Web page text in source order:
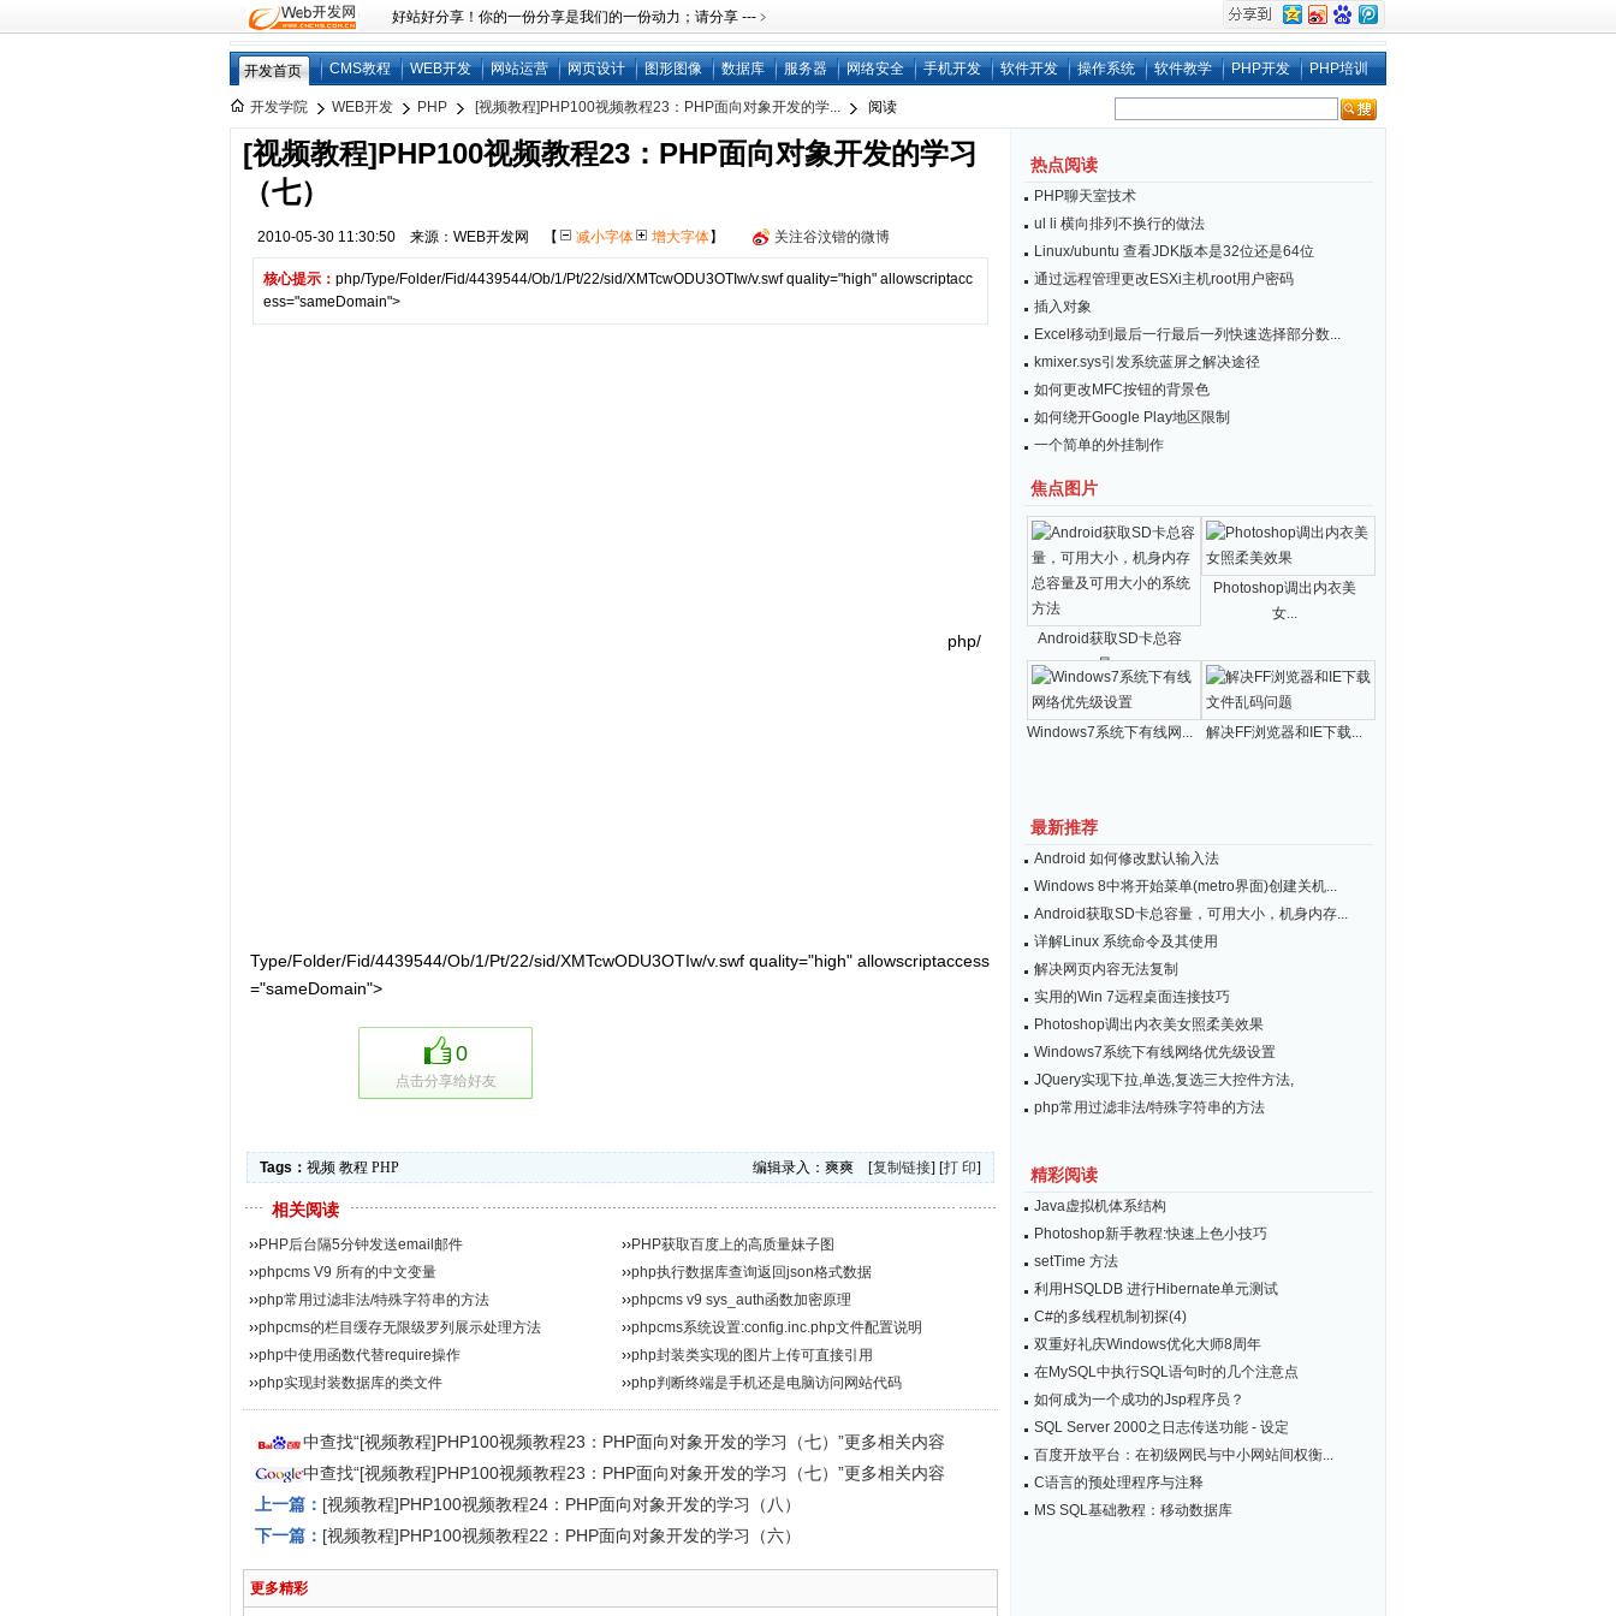
好站好分享！你的一份分享是我们的一份动力；请分享 ---﹥
开发首页 CMS教程 WEB开发 网站运营 网页设计 图形图像 数据库 服务器 网络安全 手机开发 软件开发 操作系统 软件教学 PHP开发 PHP培训
开发学院 WEB开发 PHP [视频教程]PHP100视频教程23：PHP面向对象开发的学... 阅读
[视频教程]PHP100视频教程23：PHP面向对象开发的学习
（七）
2010-05-30 11:30:50 来源：WEB开发网 【 减小字体 增大字体】 关注谷汶锴的微博
核心提示： php/Type/Folder/Fid/4439544/Ob/1/Pt/22/sid/XMTcwODU3OTIw/v.swf quality="high" allowscriptacc
ess="sameDomain">
php/
Type/Folder/Fid/4439544/Ob/1/Pt/22/sid/XMTcwODU3OTIw/v.swf quality="high" allowscriptaccess
="sameDomain">
0
点击分享给好友
Tags： 视频 教程 PHP 编辑录入：爽爽 [复制链接] [打 印]
相关阅读
››PHP后台隔5分钟发送email邮件 ››PHP获取百度上的高质量妹子图
››phpcms V9 所有的中文变量 ››php执行数据库查询返回json格式数据
››php常用过滤非法/特殊字符串的方法 ››phpcms v9 sys_auth函数加密原理
››phpcms的栏目缓存无限级罗列展示处理方法 ››phpcms系统设置:config.inc.php文件配置说明
››php中使用函数代替require操作 ››php封装类实现的图片上传可直接引用
››php实现封装数据库的类文件 ››php判断终端是手机还是电脑访问网站代码
中查找“[视频教程]PHP100视频教程23：PHP面向对象开发的学习（七）”更多相关内容
中查找“[视频教程]PHP100视频教程23：PHP面向对象开发的学习（七）”更多相关内容
上一篇： [视频教程]PHP100视频教程24：PHP面向对象开发的学习（八）
下一篇： [视频教程]PHP100视频教程22：PHP面向对象开发的学习（六）
更多精彩
热点阅读
PHP聊天室技术
ul li 横向排列不换行的做法
Linux/ubuntu 查看JDK版本是32位还是64位
通过远程管理更改ESXi主机root用户密码
插入对象
Excel移动到最后一行最后一列快速选择部分数...
kmixer.sys引发系统蓝屏之解决途径
如何更改MFC按钮的背景色
如何绕开Google Play地区限制
一个简单的外挂制作
焦点图片
Android获取SD卡总容
量...
Photoshop调出内衣美
女...
Windows7系统下有线网... 解决FF浏览器和IE下载...
最新推荐
Android 如何修改默认输入法
Windows 8中将开始菜单(metro界面)创建关机...
Android获取SD卡总容量，可用大小，机身内存...
详解Linux 系统命令及其使用
解决网页内容无法复制
实用的Win 7远程桌面连接技巧
Photoshop调出内衣美女照柔美效果
Windows7系统下有线网络优先级设置
JQuery实现下拉,单选,复选三大控件方法,
php常用过滤非法/特殊字符串的方法
精彩阅读
Java虚拟机体系结构
Photoshop新手教程:快速上色小技巧
setTime 方法
利用HSQLDB 进行Hibernate单元测试
C#的多线程机制初探(4)
双重好礼庆Windows优化大师8周年
在MySQL中执行SQL语句时的几个注意点
如何成为一个成功的Jsp程序员？
SQL Server 2000之日志传送功能 - 设定
百度开放平台：在初级网民与中小网站间权衡...
C语言的预处理程序与注释
MS SQL基础教程：移动数据库